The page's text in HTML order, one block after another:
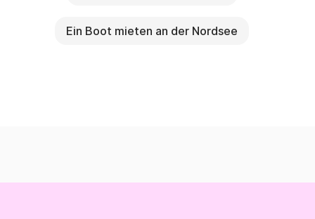
Ein Boot mieten an der Nordsee